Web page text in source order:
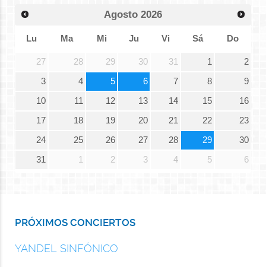
Agosto 2026
Lu Ma Mi Ju Vi Sá Do
27 28 29 30 31 1 2
3 4 5 6 7 8 9
10 11 12 13 14 15 16
17 18 19 20 21 22 23
24 25 26 27 28 29 30
31 1 2 3 4 5 6
PRÓXIMOS CONCIERTOS
YANDEL SINFÓNICO